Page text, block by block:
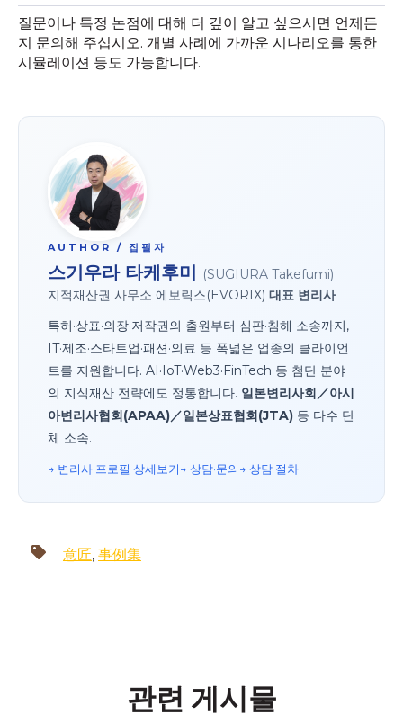
질문이나 특정 논점에 대해 더 깊이 알고 싶으시면 언제든
지 문의해 주십시오. 개별 사례에 가까운 시나리오를 통한
시뮬레이션 등도 가능합니다.
AUTHOR / 집필자
스기우라 타케후미 (SUGIURA Takefumi)
지적재산권 사무소 에보릭스(EVORIX) 대표 변리사
특허·상표·의장·저작권의 출원부터 심판·침해 소송까지,
IT·제조·스타트업·패션·의료 등 폭넓은 업종의 클라이언
트를 지원합니다. AI·IoT·Web3·FinTech 등 첨단 분야
의 지식재산 전략에도 정통합니다. 일본변리사회／아시
아변리사협회(APAA)／일본상표협회(JTA) 등 다수 단
체 소속.
→ 변리사 프로필 상세 보기→ 상담·문의→ 상담 절차
意匠, 事例集
관련 게시물